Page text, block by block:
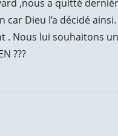
,nous a quitté
Dieu l’a décidé
Nous lui souhaitons un
???